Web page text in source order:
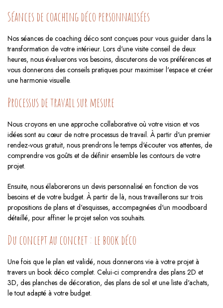
Séances de coaching déco personnalisées
Nos séances de coaching déco sont conçues pour vous guider dans la
transformation de votre intérieur. Lors d'une visite conseil de deux
heures, nous évaluerons vos besoins, discuterons de vos préférences et
vous donnerons des conseils pratiques pour maximiser l'espace et créer
une harmonie visuelle.
Processus de travail sur mesure
Nous croyons en une approche collaborative où votre vision et vos
idées sont au cœur de notre processus de travail. À partir d'un premier
rendez-vous gratuit, nous prendrons le temps d'écouter vos attentes, de
comprendre vos goûts et de définir ensemble les contours de votre
projet.
Ensuite, nous élaborerons un devis personnalisé en fonction de vos
besoins et de votre budget. À partir de là, nous travaillerons sur trois
propositions de plans et d'esquisses, accompagnées d'un moodboard
détaillé, pour affiner le projet selon vos souhaits.
Du concept au concret : le book déco
Une fois que le plan est validé, nous donnerons vie à votre projet à
travers un book déco complet. Celui-ci comprendra des plans 2D et
3D, des planches de décoration, des plans de sol et une liste d'achats,
le tout adapté à votre budget.